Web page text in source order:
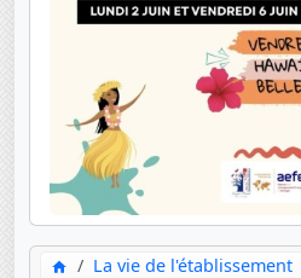
La vie de l'établissement